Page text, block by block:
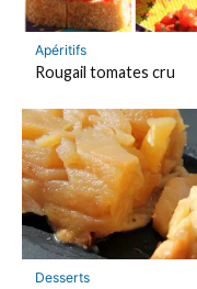
Apéritifs
Rougail tomates cru
Desserts